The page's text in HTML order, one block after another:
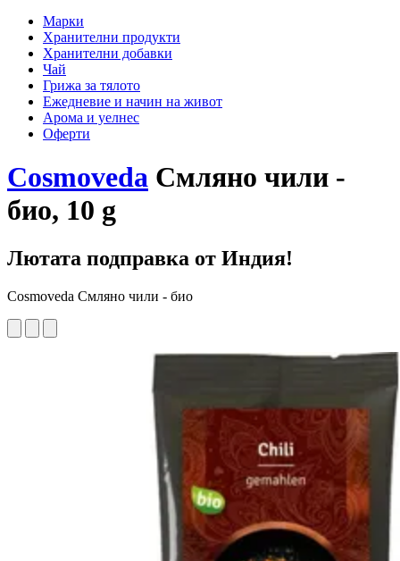
Марки
Хранителни продукти
Хранителни добавки
Чай
Грижа за тялото
Ежедневие и начин на живот
Арома и уелнес
Оферти
Cosmoveda Смляно чили -
био, 10 g
Лютата подправка от Индия!
Cosmoveda Смляно чили - био